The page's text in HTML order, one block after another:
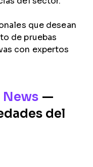
que desean
de pruebas
con expertos
—
del